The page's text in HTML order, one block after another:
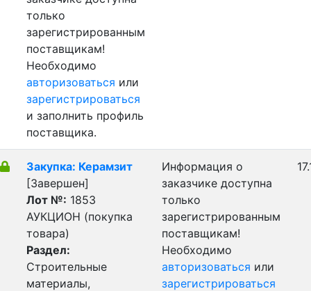
только
зарегистрированным
поставщикам!
Необходимо
авторизоваться или
зарегистрироваться
и заполнить профиль
поставщика.
Закупка: Керамзит
[Завершен]
Лот №: 1853
АУКЦИОН (покупка
товара)
Раздел:
Строительные
материалы,
Информация о
заказчике доступна
только
зарегистрированным
поставщикам!
Необходимо
авторизоваться или
зарегистрироваться